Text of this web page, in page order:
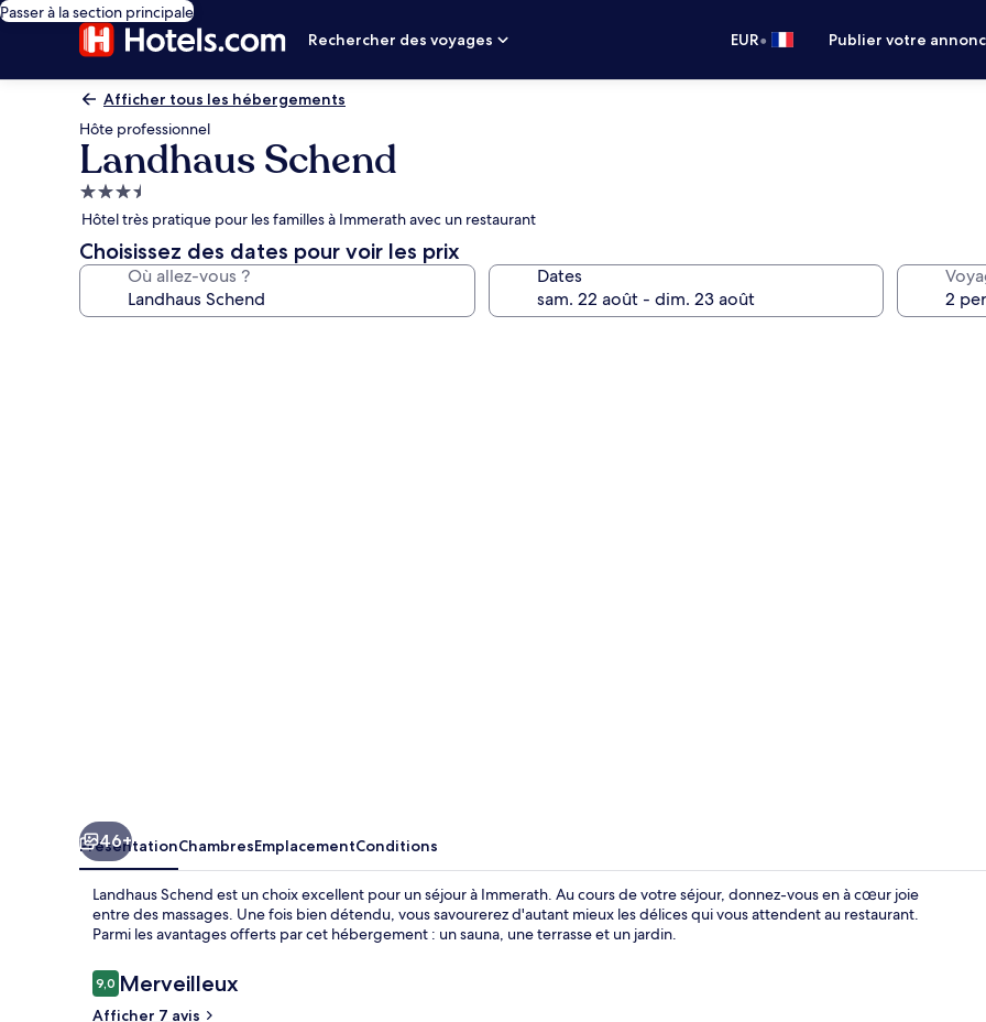
Passer à la section principale
Rechercher des voyages
EUR• Publier votre
Afficher tous les hébergements
Hôte professionnel
Landhaus Schend
Hébergement
3.5 étoiles
Hôtel très pratique pour les familles à Immerath avec un restaurant
Choisissez des dates pour voir les prix
Où allez-vous ? Dates
46+
PrésentationChambresEmplacementConditions
Landhaus Schend est un choix excellent pour un séjour à Immerath. Au cours de votre séjour, donnez-vous en à cœur joie
entre des massages. Une fois bien détendu, vous savourerez d'autant mieux les délices qui vous attendent au restaurant.
Parmi les avantages offerts par cet hébergement : un sauna, une terrasse et un jardin.
Avis
voyageurs
9,09,0 sur 10
Merveilleux
Afficher 7 avis